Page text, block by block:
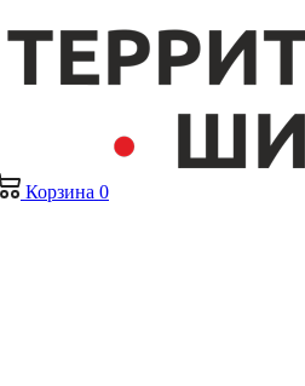
Корзина 0